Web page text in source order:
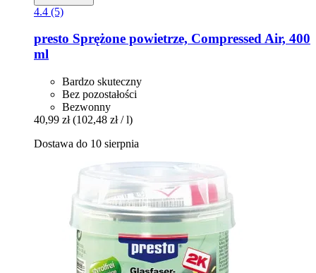
4.4 (5)
presto Sprężone powietrze, Compressed Air, 400
ml
Bardzo skuteczny
Bez pozostałości
Bezwonny
40,99 zł (102,48 zł / l)
Dostawa do 10 sierpnia